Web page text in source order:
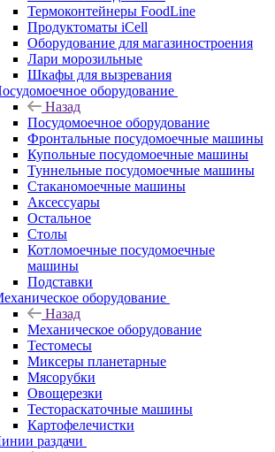
Термоконтейнеры FoodLine
Продуктоматы iCell
Оборудование для магазиностроения
Лари морозильные
Шкафы для вызревания
оборудование
Назад
Посудомоечное оборудование
Фронтальные посудомоечные машины
Купольные посудомоечные машины
Туннельные посудомоечные машины
Стаканомоечные машины
Аксессуары
Остальное
Столы
Котломоечные посудомоечные
машины
Подставки
оборудование
Назад
Механическое оборудование
Тестомесы
Миксеры планетарные
Мясорубки
Овощерезки
Тестораскаточные машины
Картофелечистки
раздачи